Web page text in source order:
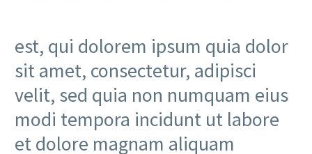
est, qui dolorem ipsum quia dolor
sit amet, consectetur, adipisci
velit, sed quia non numquam eius
modi tempora incidunt ut labore
et dolore magnam aliquam